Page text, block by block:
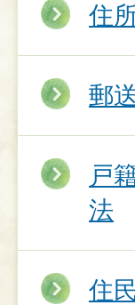
住
郵
戸
法
住